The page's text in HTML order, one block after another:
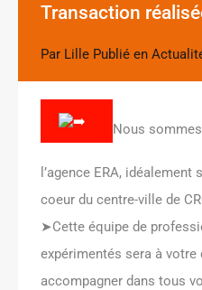
Transaction
Par Lille Publié en
Nous
l’agence ERA, idéalement
coeur du centre-ville de
➤Cette équipe de
expérimentés sera à
accompagner dans tous